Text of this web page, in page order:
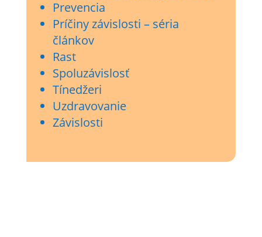
Prevencia
Príčiny závislosti – séria
článkov
Rast
Spoluzávislosť
Tínedžeri
Uzdravovanie
Závislosti